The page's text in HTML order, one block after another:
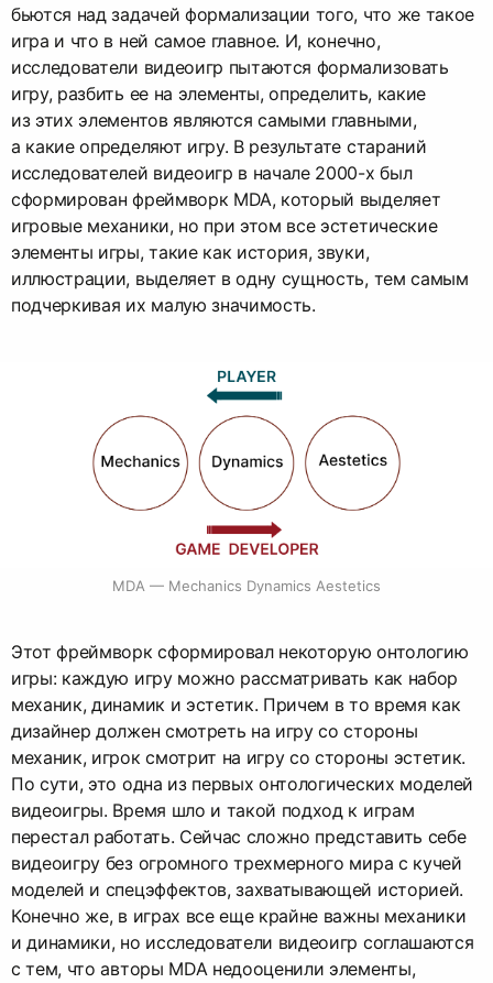
бьются над задачей формализации того, что же такое
игра и что в ней самое главное. И, конечно,
исследователи видеоигр пытаются формализовать
игру, разбить ее на элементы, определить, какие
из этих элементов являются самыми главными,
а какие определяют игру. В результате стараний
исследователей видеоигр в начале 2000-х был
сформирован фреймворк MDA, который выделяет
игровые механики, но при этом все эстетические
элементы игры, такие как история, звуки,
иллюстрации, выделяет в одну сущность, тем самым
подчеркивая их малую значимость.
MDA — Mechanics Dynamics Aestetics
Этот фреймворк сформировал некоторую онтологию
игры: каждую игру можно рассматривать как набор
механик, динамик и эстетик. Причем в то время как
дизайнер должен смотреть на игру со стороны
механик, игрок смотрит на игру со стороны эстетик.
По сути, это одна из первых онтологических моделей
видеоигры. Время шло и такой подход к играм
перестал работать. Сейчас сложно представить себе
видеоигру без огромного трехмерного мира с кучей
моделей и спецэффектов, захватывающей историей.
Конечно же, в играх все еще крайне важны механики
и динамики, но исследователи видеоигр соглашаются
с тем, что авторы MDA недооценили элементы,